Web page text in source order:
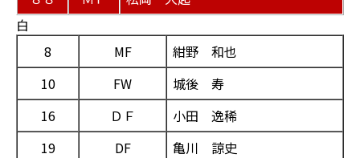
白
8
MF
紺野 和也
10
FW
城後 寿
16
ＤＦ
小田 逸稀
19
DF
亀川 諒史